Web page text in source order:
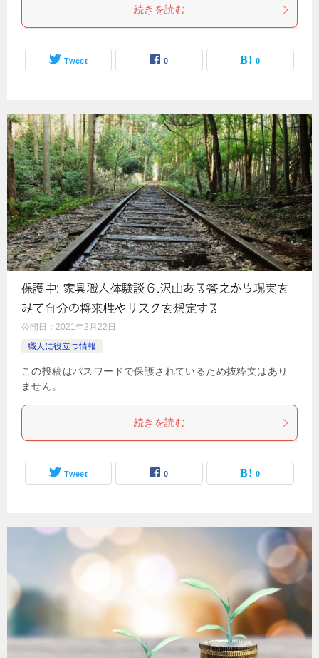
続きを読む
Tweet 0 0
保護中: 家具職人体験談６.沢山ある答えから現実を
みて自分の将来性やリスクを想定する
公開日： 2021年2月22日
職人に役立つ情報
この投稿はパスワードで保護されているため抜粋文はあり
ません。
続きを読む
Tweet 0 0